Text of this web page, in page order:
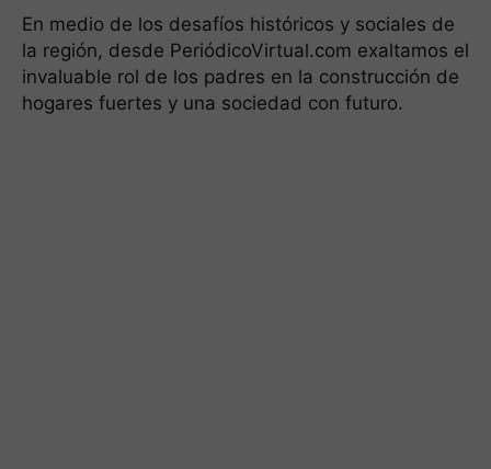
En medio de los desafíos históricos y sociales de
la región, desde PeriódicoVirtual.com exaltamos el
invaluable rol de los padres en la construcción de
hogares fuertes y una sociedad con futuro.